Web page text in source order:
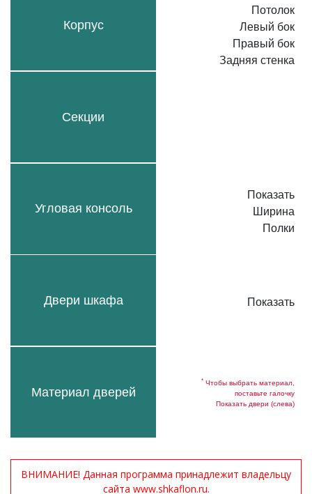
Корпус
Секции
Угловая консоль
Двери шкафа
Материал дверей
Потолок
Левый бок
Правый бок
Задняя стенка
Показать
Ширина
Полки
Показать
* Чтобы выбрать материал,
поставьте галочку
Показать двери (слева)
ВНИМАНИЕ! Данная программа принадлежит владельцу
сайта www.shkaflon.ru.